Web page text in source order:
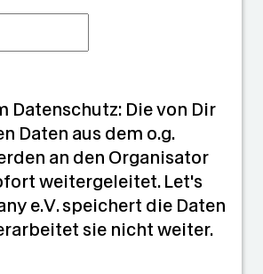
Datenschutz: Die von Dir
Daten aus dem o.g.
an den Organisator
weitergeleitet. Let's
e.V. speichert die Daten
sie nicht weiter.